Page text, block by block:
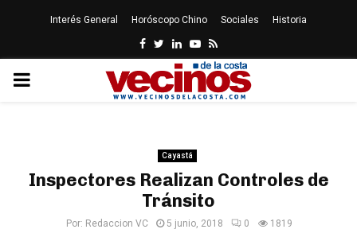
Interés General Horóscopo Chino Sociales Historia
Facebook
Twitter
LinkedinYoutube
Rss
PRIMARY
Cayastá
Inspectores Realizan Controles de
Tránsito
Por: Redaccion VC 5 junio, 2018 0 1819